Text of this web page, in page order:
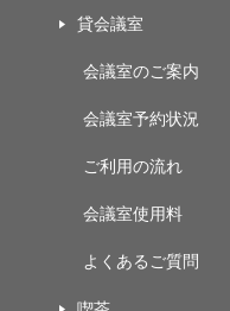
貸会議室
会議室のご案内
会議室予約状況
ご利用の流れ
会議室使用料
よくあるご質問